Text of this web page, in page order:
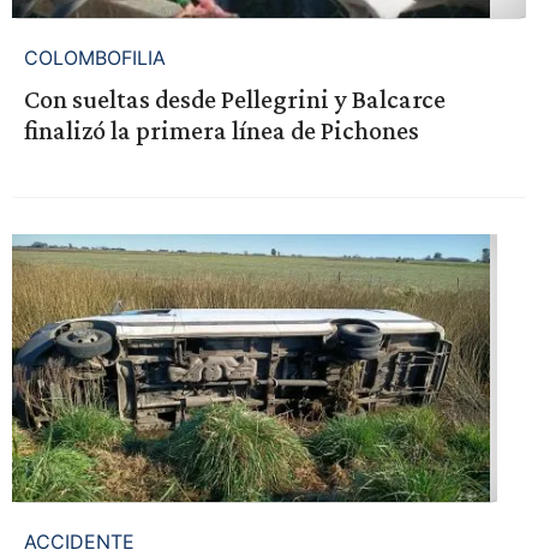
COLOMBOFILIA
Con sueltas desde Pellegrini y Balcarce
finalizó la primera línea de Pichones
ACCIDENTE